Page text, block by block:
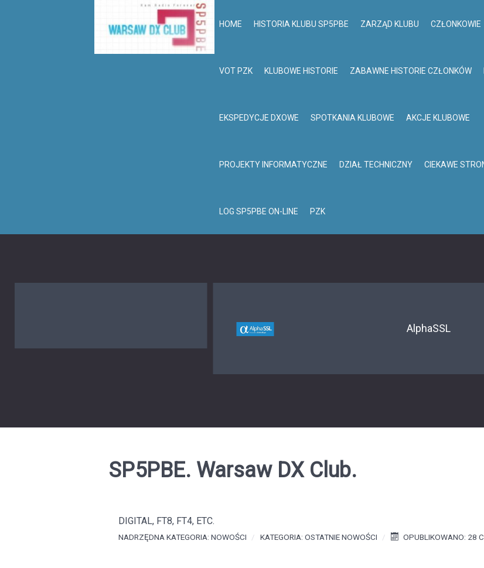
HOME HISTORIA KLUBU SP5PBE ZARZĄD KLUBU CZŁONKOWIE
VOT PZK KLUBOWE HISTORIE ZABAWNE HISTORIE CZŁONKÓW
EKSPEDYCJE DXOWE SPOTKANIA KLUBOWE AKCJE KLUBOWE
PROJEKTY INFORMATYCZNE DZIAŁ TECHNICZNY CIEKAWE
LOG SP5PBE ON-LINE PZK
AlphaSSL
SP5PBE. Warsaw DX Club.
DIGITAL, FT8, FT4, ETC.
NADRZĘDNA KATEGORIA:NOWOŚCI KATEGORIA:OSTATNIE NOWOŚCI OPUBLIKOWANO: 28